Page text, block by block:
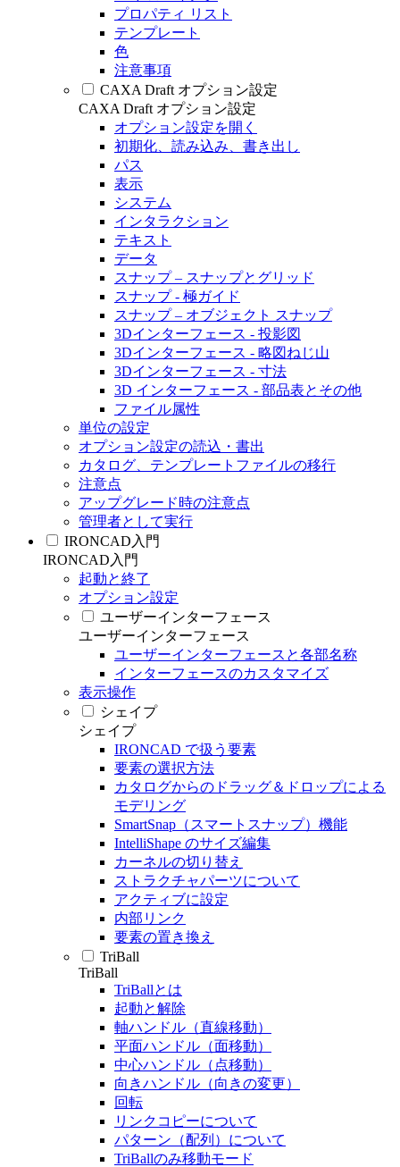
プロパティ リスト
テンプレート
色
注意事項
CAXA Draft オプション設定
CAXA Draft オプション設定
オプション設定を開く
初期化、読み込み、書き出し
パス
表示
システム
インタラクション
テキスト
データ
スナップ – スナップとグリッド
スナップ - 極ガイド
スナップ – オブジェクト スナップ
3Dインターフェース - 投影図
3Dインターフェース - 略図ねじ山
3Dインターフェース - 寸法
3D インターフェース - 部品表とその他
ファイル属性
単位の設定
オプション設定の読込・書出
カタログ、テンプレートファイルの移行
注意点
アップグレード時の注意点
管理者として実行
IRONCAD入門
IRONCAD入門
起動と終了
オプション設定
ユーザーインターフェース
ユーザーインターフェース
ユーザーインターフェースと各部名称
インターフェースのカスタマイズ
表示操作
シェイプ
シェイプ
IRONCAD で扱う要素
要素の選択方法
カタログからのドラッグ＆ドロップによる
モデリング
SmartSnap（スマートスナップ）機能
IntelliShape のサイズ編集
カーネルの切り替え
ストラクチャパーツについて
アクティブに設定
内部リンク
要素の置き換え
TriBall
TriBall
TriBallとは
起動と解除
軸ハンドル（直線移動）
平面ハンドル（面移動）
中心ハンドル（点移動）
向きハンドル（向きの変更）
回転
リンクコピーについて
パターン（配列）について
TriBallのみ移動モード